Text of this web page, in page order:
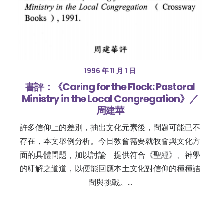
1996 年 11 月 1 日
書評：《Caring for the Flock: Pastoral
Ministry in the Local Congregation》／
周建華
許多信仰上的差別，抽出文化元素後，問題可能已不
存在，本文舉例分析。今日敎會需要就牧會與文化方
面的具體問題，加以討論，提供符合《聖經》、神學
的紆解之道道，以便能回應本土文化對信仰的種種詰
問與挑戰。…